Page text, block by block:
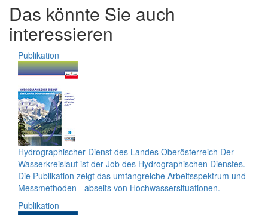
Das könnte Sie auch
interessieren
Publikation
Hydrographischer Dienst des Landes Oberösterreich Der
Wasserkreislauf ist der Job des Hydrographischen Dienstes.
Die Publikation zeigt das umfangreiche Arbeitsspektrum und
Messmethoden - abseits von Hochwassersituationen.
Publikation